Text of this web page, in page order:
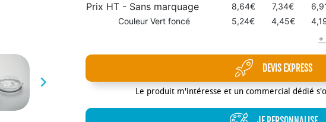

Prix HT - Sans marquage
8,64€ 7,34€
Couleur Vert foncé
5,24€ 4,45€
+
DEVIS EXPRESS
Le produit m'intéresse et un commercial dédié